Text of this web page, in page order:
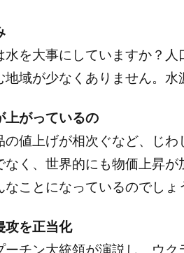
水を大事にしていますか？
地域が少なくありません。水
上がっているの
の値上げが相次ぐなど、じわ
なく、世界的にも物価上昇が
ことになっているのでしょ
を正当化
ーチン大統領が演説し、ウ